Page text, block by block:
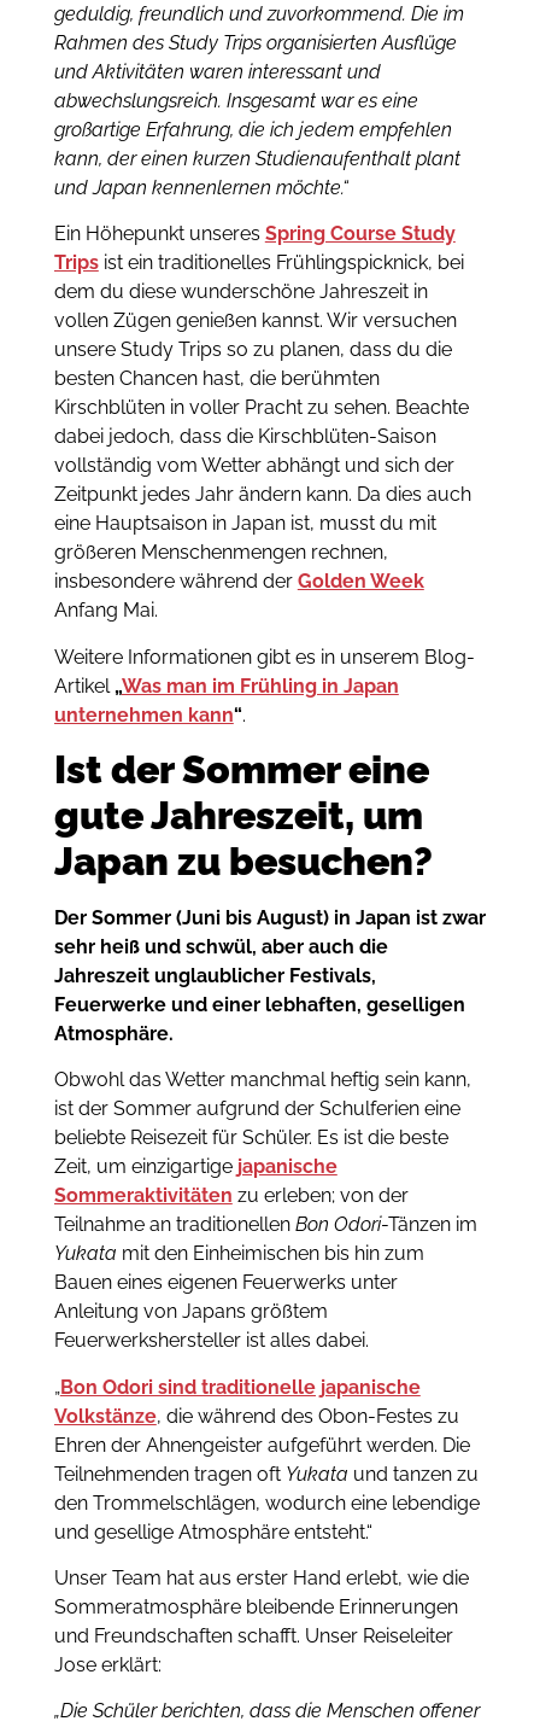
geduldig, freundlich und zuvorkommend. Die im
Rahmen des Study Trips organisierten Ausflüge
und Aktivitäten waren interessant und
abwechslungsreich. Insgesamt war es eine
großartige Erfahrung, die ich jedem empfehlen
kann, der einen kurzen Studienaufenthalt plant
und Japan kennenlernen möchte.“
Ein Höhepunkt unseres Spring Course Study
Tripsist ein traditionelles Frühlingspicknick, bei
dem du diese wunderschöne Jahreszeit in
vollen Zügen genießen kannst. Wir versuchen
unsere Study Trips so zu planen, dass du die
besten Chancen hast, die berühmten
Kirschblüten in voller Pracht zu sehen. Beachte
dabei jedoch, dass die Kirschblüten-Saison
vollständig vom Wetter abhängt und sich der
Zeitpunkt jedes Jahr ändern kann. Da dies auch
eine Hauptsaison in Japan ist, musst du mit
größeren Menschenmengen rechnen,
insbesondere während der Golden Week
Anfang Mai.
Weitere Informationen gibt es in unserem Blog-
Artikel „Was man im Frühling in Japan
unternehmen kann“.
Ist der Sommer eine
gute Jahreszeit, um
Japan zu besuchen?
Der Sommer (Juni bis August) in Japan ist zwar
sehr heiß und schwül, aber auch die
Jahreszeit unglaublicher Festivals,
Feuerwerke und einer lebhaften, geselligen
Atmosphäre.
Obwohl das Wetter manchmal heftig sein kann,
ist der Sommer aufgrund der Schulferien eine
beliebte Reisezeit für Schüler. Es ist die beste
Zeit, um einzigartige japanische
Sommeraktivitäten zu erleben; von der
Teilnahme an traditionellen Bon Odori-Tänzen im
Yukata mit den Einheimischen bis hin zum
Bauen eines eigenen Feuerwerks unter
Anleitung von Japans größtem
Feuerwerkshersteller ist alles dabei.
„Bon Odori sind traditionelle japanische
Volkstänze, die während des Obon-Festes zu
Ehren der Ahnengeister aufgeführt werden. Die
Teilnehmenden tragen oft Yukata und tanzen zu
den Trommelschlägen, wodurch eine lebendige
und gesellige Atmosphäre entsteht.“
Unser Team hat aus erster Hand erlebt, wie die
Sommeratmosphäre bleibende Erinnerungen
und Freundschaften schafft. Unser Reiseleiter
Jose erklärt:
„Die Schüler berichten, dass die Menschen offener